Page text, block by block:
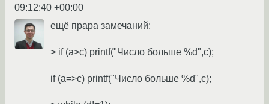
09:12:40 +00:00
ещё прара замечаний:
> if (a>c) printf("Число больше %d",c);
if (a=>c) printf("Число больше %d",c);